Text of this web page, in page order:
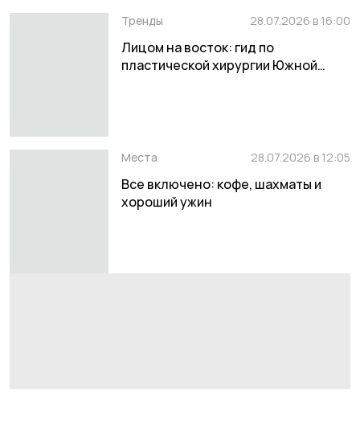
Тренды 28.07.2026 в 16:00
Лицом на восток: гид по
пластической хирургии Южной
Места 28.07.2026 в 12:05
Все включено: кофе, шахматы и
хороший ужин